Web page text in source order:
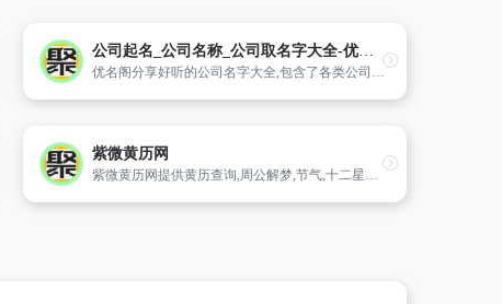
公司起名_公司名称_公司取名字大全-优名阁
优名阁分享好听的公司名字大全,包含了各类公司名字以及好听的公司名称大全精选,公司取名字大全等公司起名测名服务。
紫微黄历网
紫微黄历网提供黄历查询,周公解梦,节气,十二星座等栏目传统文化内容。